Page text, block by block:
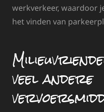
werkverkeer, waardoor
het vinden van
veel andere